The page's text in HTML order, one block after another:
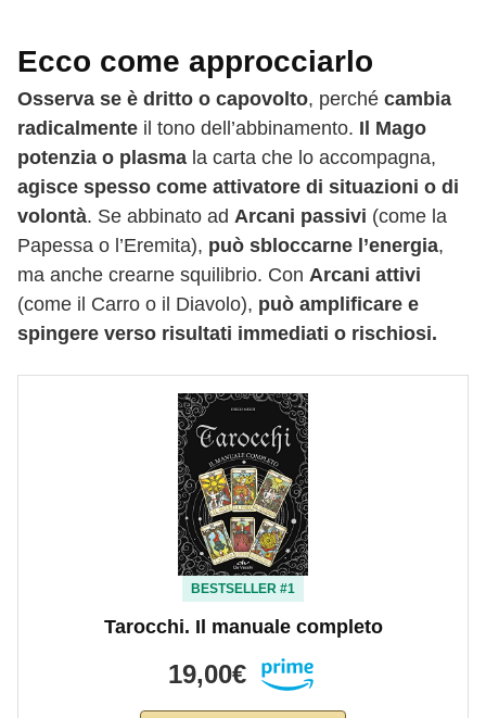
Ecco come approcciarlo
Osserva se è dritto o capovolto, perché cambia
radicalmente il tono dell’abbinamento. Il Mago
potenzia o plasma la carta che lo accompagna,
agisce spesso come attivatore di situazioni o di
volontà. Se abbinato ad Arcani passivi (come la
Papessa o l’Eremita), può sbloccarne l’energia,
ma anche crearne squilibrio. Con Arcani attivi
(come il Carro o il Diavolo), può amplificare e
spingere verso risultati immediati o rischiosi.
BESTSELLER #1
Tarocchi. Il manuale completo
19,00€